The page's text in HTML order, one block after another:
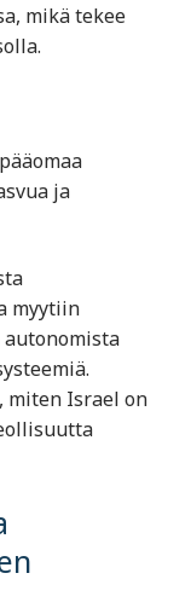
mikä tekee
ja
myytiin
miten Israel on